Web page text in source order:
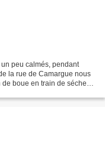
peu calmés, pendant
la rue de Camargue nous
boue en train de sécher